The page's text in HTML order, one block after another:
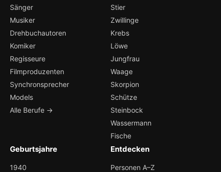
Sänger
Musiker
Drehbuchautoren
Komiker
Regisseure
Filmproduzenten
Synchronsprecher
Models
Alle Berufe →
Stier
Zwillinge
Krebs
Löwe
Jungfrau
Waage
Skorpion
Schütze
Steinbock
Wassermann
Fische
Geburtsjahre
1940
Entdecken
Personen A–Z